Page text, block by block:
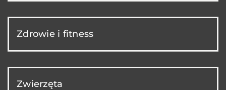
Zdrowie i fitness
Zwierzęta